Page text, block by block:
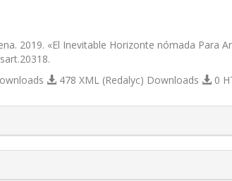
2019. «El Inevitable Horizonte nómada Para
478 XML (Redalyc) Downloads 0